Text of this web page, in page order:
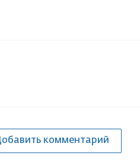
комментарий